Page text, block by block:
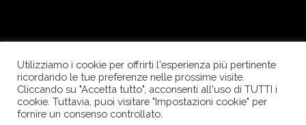
© Copyright Dolcezze di Ferrentino A. - P.IVA
IT02609400656 - Tutti i diritti riservati.
Corso Palatucci, 65 - 84013 Cava de’ Tirreni (SA) -
Italia
Utilizziamo i cookie per offrirti l'esperienza più pertinente
ricordando le tue preferenze nelle prossime visite.
Cliccando su "Accetta tutto", acconsenti all'uso di TUTTI i
cookie. Tuttavia, puoi visitare "Impostazioni cookie" per
fornire un consenso controllato.